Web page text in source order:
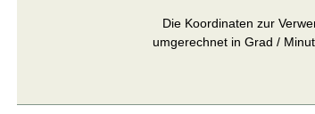
Die Koordinaten zur
umgerechnet in Grad /